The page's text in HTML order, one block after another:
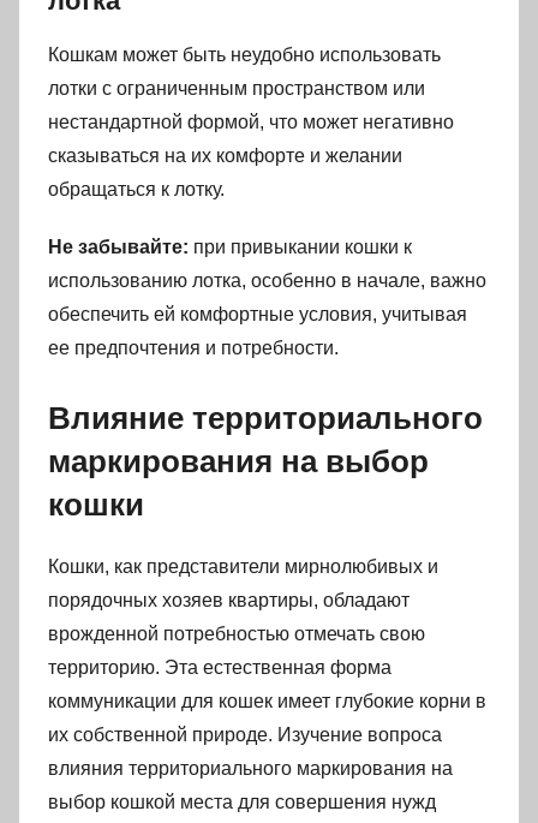
Кошкам может быть неудобно использовать
лотки с ограниченным пространством или
нестандартной формой, что может негативно
сказываться на их комфорте и желании
обращаться к лотку.
Не забывайте: при привыкании кошки к
использованию лотка, особенно в начале, важно
обеспечить ей комфортные условия, учитывая
ее предпочтения и потребности.
Влияние территориального
маркирования на выбор
кошки
Кошки, как представители мирнолюбивых и
порядочных хозяев квартиры, обладают
врожденной потребностью отмечать свою
территорию. Эта естественная форма
коммуникации для кошек имеет глубокие корни в
их собственной природе. Изучение вопроса
влияния территориального маркирования на
выбор кошкой места для совершения нужд